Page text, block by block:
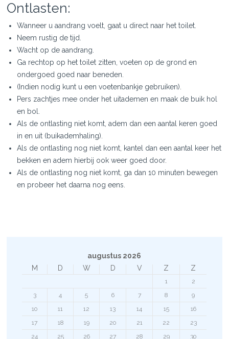
Ontlasten:
Wanneer u aandrang voelt, gaat u direct naar het toilet.
Neem rustig de tijd.
Wacht op de aandrang.
Ga rechtop op het toilet zitten, voeten op de grond en
ondergoed goed naar beneden.
(Indien nodig kunt u een voetenbankje gebruiken).
Pers zachtjes mee onder het uitademen en maak de buik hol
en bol.
Als de ontlasting niet komt, adem dan een aantal keren goed
in en uit (buikademhaling).
Als de ontlasting nog niet komt, kantel dan een aantal keer het
bekken en adem hierbij ook weer goed door.
Als de ontlasting nog niet komt, ga dan 10 minuten bewegen
en probeer het daarna nog eens.
augustus 2026
M
D W D V Z Z
1
2
3
4 5 6 7 8
9
10
11 12 13 14 15
16
17
18 19 20 21 22
23
24
25 26 27 28 29 30